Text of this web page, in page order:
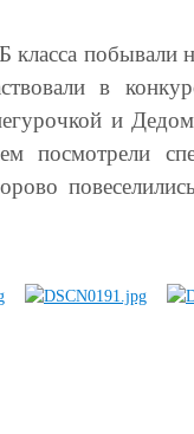
класса побывали
в
и
посмотрели